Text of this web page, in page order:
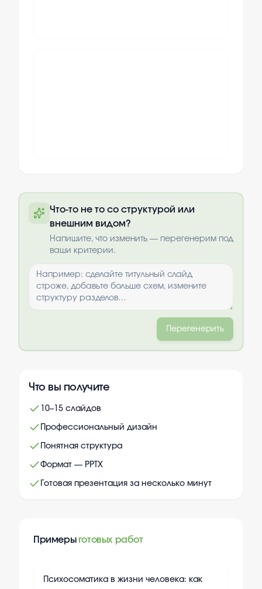
по почте после оплаты
Что-то не то со структурой или
внешним видом?
Напишите, что изменить — перегенерим под
ваши критерии.
Перегенерить
Что вы получите
10–15 слайдов
Профессиональный дизайн
Понятная структура
Формат — PPTX
Готовая презентация за несколько минут
Примеры готовых работ
Психосоматика в жизни человека: как